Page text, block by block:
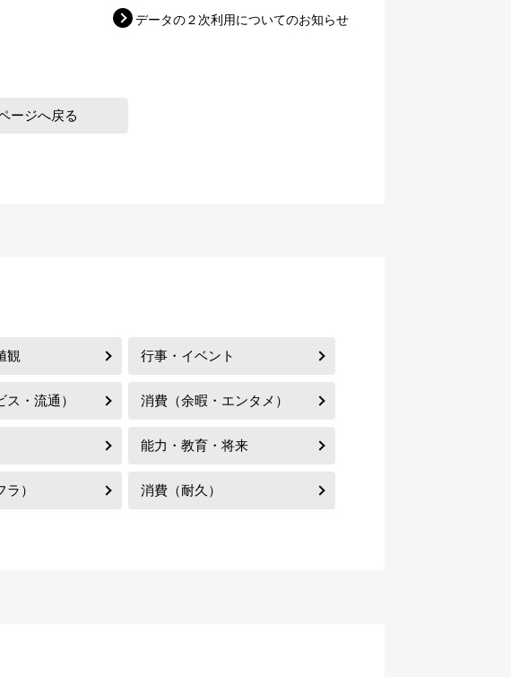
データの２次利用についてのお知らせ
ージへ戻る
観 行事・イベント
・流通） 消費（余暇・エンタメ）
能力・教育・将来
） 消費（耐久）